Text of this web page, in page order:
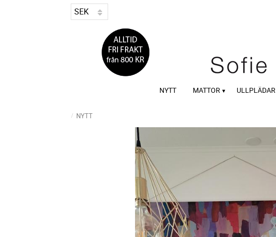
NYTT MATTOR ULLPLÄDAR
NYTT